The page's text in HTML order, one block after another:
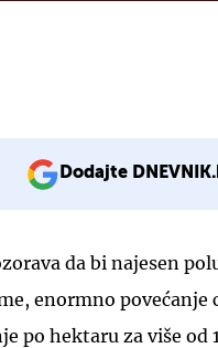
Dodajte
da bi najesen
enormno povećanje
po hektaru za više od